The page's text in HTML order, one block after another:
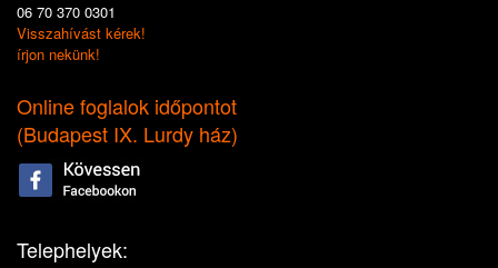
06 70 370 0301
Visszahívást kérek!
írjon nekünk!
Online foglalok időpontot
(Budapest IX. Lurdy ház)
Telephelyek: